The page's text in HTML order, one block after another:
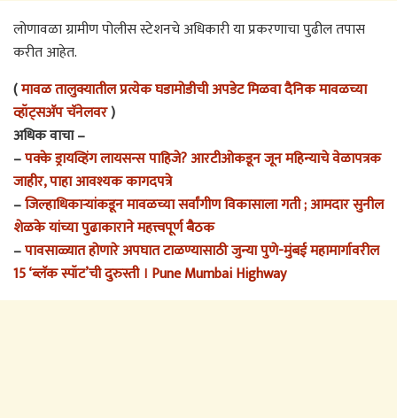
लोणावळा ग्रामीण पोलीस स्टेशनचे अधिकारी या प्रकरणाचा पुढील तपास
करीत आहेत.
(मावळ तालुक्यातील प्रत्येक घडामोडीची अपडेट मिळवा दैनिक मावळच्या
व्हॉट्सअ‍ॅप चॅनेलवर)
अधिक वाचा –
–पक्के ड्रायव्हिंग लायसन्स पाहिजे? आरटीओकडून जून महिन्याचे वेळापत्रक
जाहीर, पाहा आवश्यक कागदपत्रे
–जिल्हाधिकाऱ्यांकडून मावळच्या सर्वांगीण विकासाला गती ; आमदार सुनील
शेळके यांच्या पुढाकाराने महत्त्वपूर्ण बैठक
–पावसाळ्यात होणारे अपघात टाळण्यासाठी जुन्या पुणे-मुंबई महामार्गावरील
15 ‘ब्लॅक स्पॉट’ची दुरुस्ती । Pune Mumbai Highway